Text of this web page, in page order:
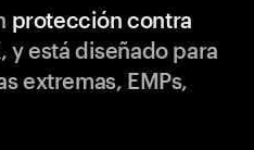
protección contra
, y está diseñado para
extremas, EMPs,